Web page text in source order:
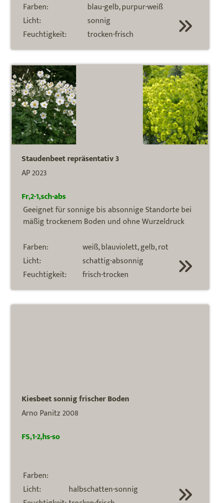
Farben:
blau-gelb, purpur-weiß
Licht:
sonnig
Feuchtigkeit:
trocken-frisch
Staudenbeet repräsentativ 3
AP 2023
Fr,2-1,sch-abs
Geeignet für sonnige bis absonnige Standorte bei
mäßig trockenem Boden und ohne Wurzeldruck
Farben:
weiß, blauviolett, gelb, rot
Licht:
schattig-absonnig
Feuchtigkeit:
frisch-trocken
Kiesbeet sonnig frischer Boden
Arno Panitz 2008
FS,1-2,hs-so
Farben:
Licht:
halbschatten-sonnig